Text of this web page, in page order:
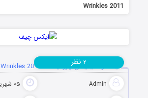
Wrinkles 2011
دانلود انیمیشن چروکیده ها Wrinkles 2011
Admin ۰۵ شهریور ۱۳۹۵
۲ نظر